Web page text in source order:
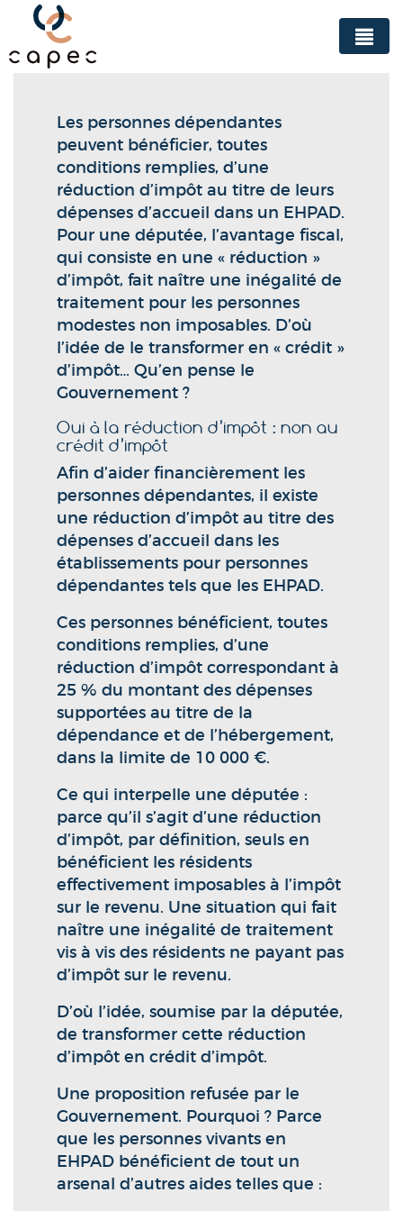
Panneau de gestion des cookies
Les personnes dépendantes
peuvent bénéficier, toutes
conditions remplies, d’une
réduction d’impôt au titre de leurs
dépenses d’accueil dans un EHPAD.
Pour une députée, l’avantage fiscal,
qui consiste en une « réduction »
d’impôt, fait naître une inégalité de
traitement pour les personnes
modestes non imposables. D’où
l’idée de le transformer en « crédit »
d’impôt… Qu’en pense le
Gouvernement ?
Oui à la réduction d’impôt : non au
crédit d’impôt
Afin d’aider financièrement les
personnes dépendantes, il existe
une réduction d’impôt au titre des
dépenses d’accueil dans les
établissements pour personnes
dépendantes tels que les EHPAD.
Ces personnes bénéficient, toutes
conditions remplies, d’une
réduction d’impôt correspondant à
25 % du montant des dépenses
supportées au titre de la
dépendance et de l’hébergement,
dans la limite de 10 000 €.
Ce qui interpelle une députée :
parce qu’il s’agit d’une réduction
d’impôt, par définition, seuls en
bénéficient les résidents
effectivement imposables à l’impôt
sur le revenu. Une situation qui fait
naître une inégalité de traitement
vis à vis des résidents ne payant pas
d’impôt sur le revenu.
D’où l’idée, soumise par la députée,
de transformer cette réduction
d’impôt en crédit d’impôt.
Une proposition refusée par le
Gouvernement. Pourquoi ? Parce
que les personnes vivants en
EHPAD bénéficient de tout un
arsenal d’autres aides telles que :